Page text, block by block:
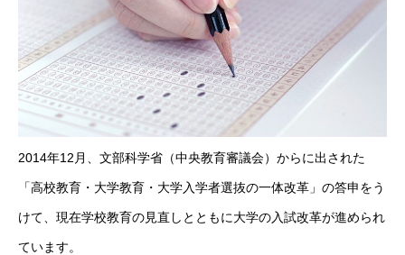
2014年12月、文部科学省（中央教育審議会）からに出された
「高校教育・大学教育・大学入学者選抜の一体改革」の答申をう
けて、現在学校教育の見直しとともに大学の入試改革が進められ
ています。